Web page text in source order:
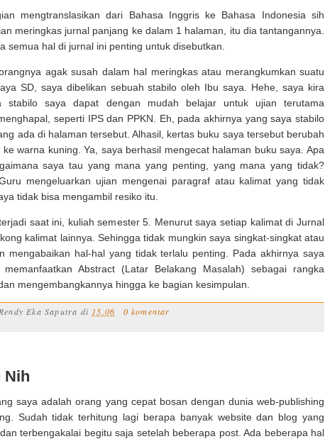
mengtranslasikan dari Bahasa Inggris ke Bahasa Indonesia sih
meringkas jurnal panjang ke dalam 1 halaman, itu dia tantangannya.
semua hal di jurnal ini penting untuk disebutkan.
agak susah dalam hal meringkas atau merangkumkan suatu
SD, saya dibelikan sebuah stabilo oleh Ibu saya. Hehe, saya kira
stabilo saya dapat dengan mudah belajar untuk ujian terutama
seperti IPS dan PPKN. Eh, pada akhirnya yang saya stabilo
ada di halaman tersebut. Alhasil, kertas buku saya tersebut berubah
warna kuning. Ya, saya berhasil mengecat halaman buku saya. Apa
saya tau yang mana yang penting, yang mana yang tidak?
mengeluarkan ujian mengenai paragraf atau kalimat yang tidak
tidak bisa mengambil resiko itu.
saat ini, kuliah semester 5. Menurut saya setiap kalimat di Jurnal
kalimat lainnya. Sehingga tidak mungkin saya singkat-singkat atau
mengabaikan hal-hal yang tidak terlalu penting. Pada akhirnya saya
Abstract (Latar Belakang Masalah) sebagai rangka
mengembangkannya hingga ke bagian kesimpulan.
Rendy Eka Saputra di 15.06
0 komentar
Nih
saya adalah orang yang cepat bosan dengan dunia web-publishing
Sudah tidak terhitung lagi berapa banyak website dan blog yang
terbengakalai begitu saja setelah beberapa post. Ada beberapa hal